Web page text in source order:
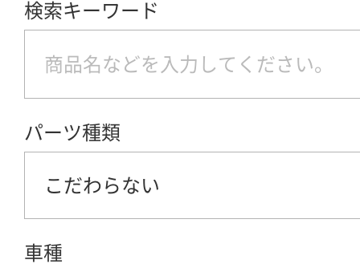
検索キーワード
パーツ種類
こだわらない
車種